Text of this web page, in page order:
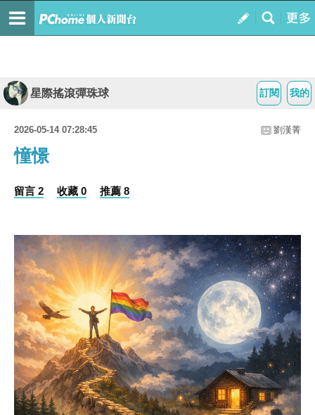
我的
訂閱
星際搖滾彈珠球
2026-05-14 07:28:45 劉漢菁
憧憬
留言 2 收藏 0 推薦 8